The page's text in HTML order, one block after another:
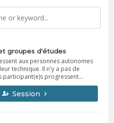
groupes d'études
aux personnes autonomes
technique. Il n'y a pas de
participant(e)s progressent
leur projet respectif Ces
principalement l'échange de
Session